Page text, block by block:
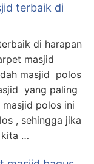
terbaik di
di harapan
masjid
masjid polos
yang paling
polos ini
, sehingga jika
kita …